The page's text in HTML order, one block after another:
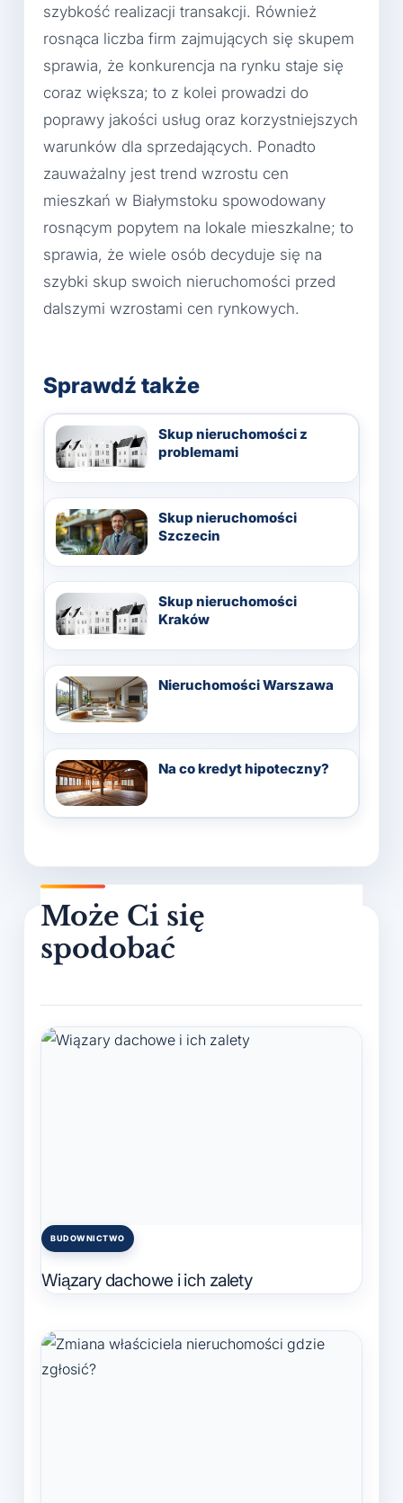
szybkość realizacji transakcji. Również
rosnąca liczba firm zajmujących się skupem
sprawia, że konkurencja na rynku staje się
coraz większa; to z kolei prowadzi do
poprawy jakości usług oraz korzystniejszych
warunków dla sprzedających. Ponadto
zauważalny jest trend wzrostu cen
mieszkań w Białymstoku spowodowany
rosnącym popytem na lokale mieszkalne; to
sprawia, że wiele osób decyduje się na
szybki skup swoich nieruchomości przed
dalszymi wzrostami cen rynkowych.
Sprawdź także
Skup nieruchomości z
problemami
Skup nieruchomości
Szczecin
Skup nieruchomości
Kraków
Nieruchomości Warszawa
Na co kredyt hipoteczny?
Posted
BUDOWNICTWO
Wiązary dachowe i ich zalety